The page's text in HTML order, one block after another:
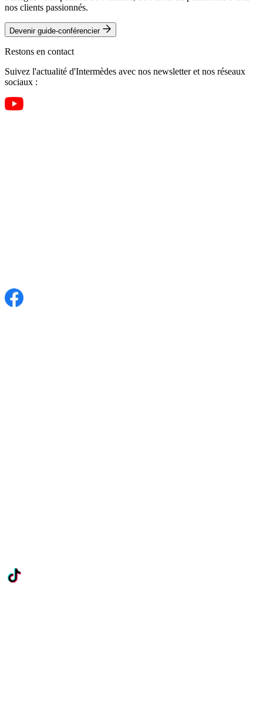
nos clients passionnés.
Devenir guide-conférencier
Restons en contact
Suivez l'actualité d'Intermèdes avec nos newsletter et nos réseaux
sociaux :